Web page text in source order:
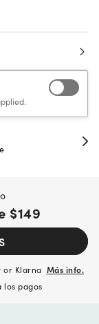
within 30 days
$149
or Klarna Más info.
los pagos